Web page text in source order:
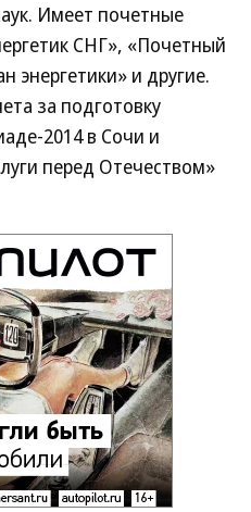
Имеет почетные
СНГ», «Почетный
энергетики» и другие.
за подготовку
2014 в Сочи и
перед Отечеством»